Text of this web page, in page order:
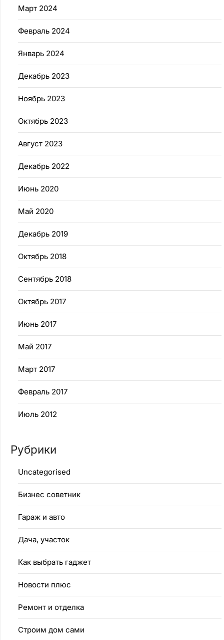
Март 2024
Февраль 2024
Январь 2024
Декабрь 2023
Ноябрь 2023
Октябрь 2023
Август 2023
Декабрь 2022
Июнь 2020
Май 2020
Декабрь 2019
Октябрь 2018
Сентябрь 2018
Октябрь 2017
Июнь 2017
Май 2017
Март 2017
Февраль 2017
Июль 2012
Рубрики
Uncategorised
Бизнес советник
Гараж и авто
Дача, участок
Как выбрать гаджет
Новости плюс
Ремонт и отделка
Строим дом сами